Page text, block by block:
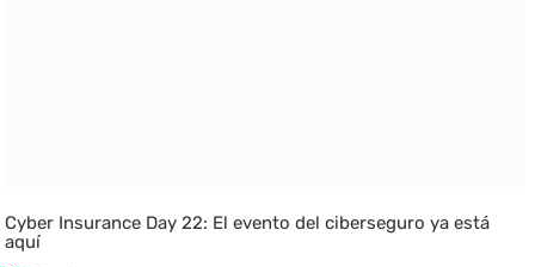
Cyber Insurance Day 22: El evento del ciberseguro ya está
aquí